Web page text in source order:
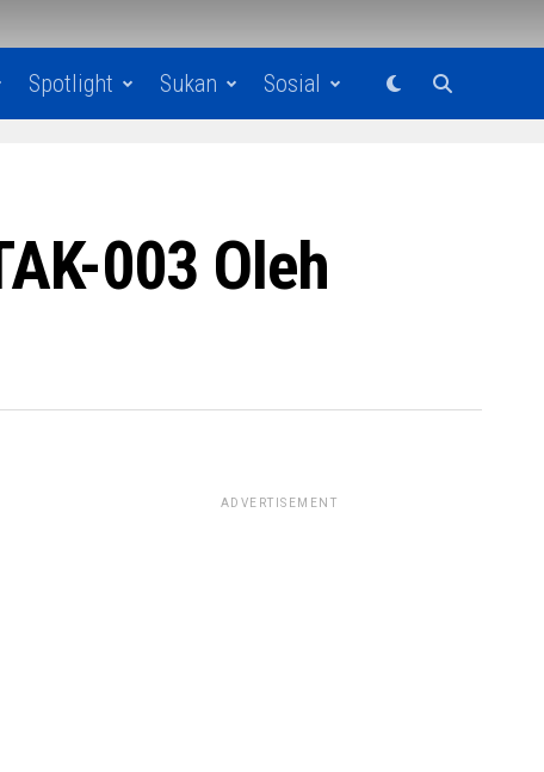
Spotlight Sukan Sosial
003 Oleh
ADVERTISEMENT